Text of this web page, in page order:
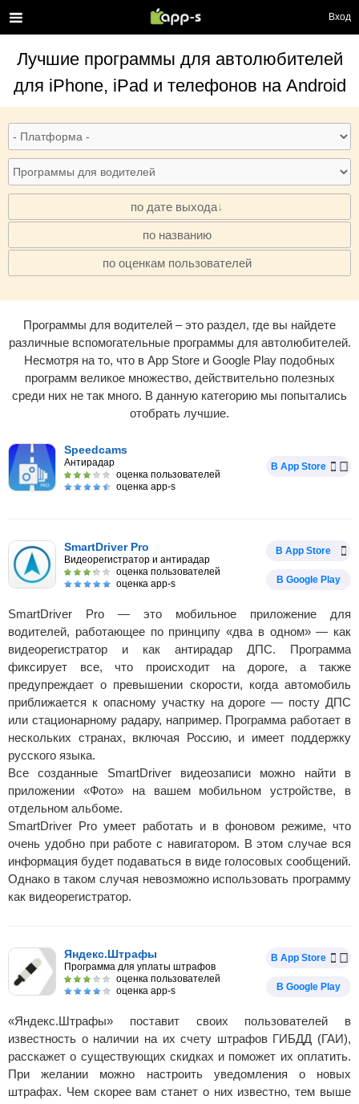
Вход
Лучшие программы для автолюбителей
для iPhone, iPad и телефонов на Android
по дате выхода
· по названию
· по оценкам пользователей
Программы для водителей – это раздел, где вы найдете
различные вспомогательные программы для автолюбителей.
Несмотря на то, что в App Store и Google Play подобных
программ великое множество, действительно полезных
среди них не так много. В данную категорию мы попытались
отобрать лучшие.
Speedcams
Антирадар
оценка пользователей
оценка app-s
В App Store
SmartDriver Pro
Видеорегистратор и антирадар
оценка пользователей
оценка app-s
В App Store
В Google Play
SmartDriver Pro — это мобильное приложение для
водителей, работающее по принципу «два в одном» — как
видеорегистратор и как антирадар ДПС. Программа
фиксирует все, что происходит на дороге, а также
предупреждает о превышении скорости, когда автомобиль
приближается к опасному участку на дороге — посту ДПС
или стационарному радару, например. Программа работает в
нескольких странах, включая Россию, и имеет поддержку
русского языка.
Все созданные SmartDriver видеозаписи можно найти в
приложении «Фото» на вашем мобильном устройстве, в
отдельном альбоме.
SmartDriver Pro умеет работать и в фоновом режиме, что
очень удобно при работе с навигатором. В этом случае вся
информация будет подаваться в виде голосовых сообщений.
Однако в таком случая невозможно использовать программу
как видеорегистратор.
Яндекс.Штрафы
Программа для уплаты штрафов
оценка пользователей
оценка app-s
В App Store
В Google Play
«Яндекс.Штрафы» поставит своих пользователей в
известность о наличии на их счету штрафов ГИБДД (ГАИ),
расскажет о существующих скидках и поможет их оплатить.
При желании можно настроить уведомления о новых
штрафах. Чем скорее вам станет о них известно, тем выше